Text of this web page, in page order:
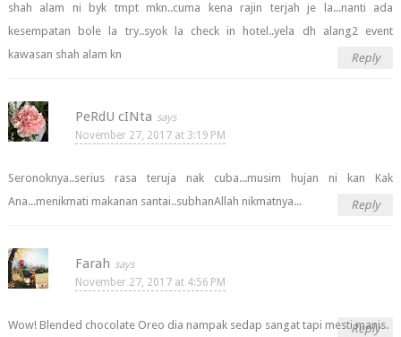
shah alam ni byk tmpt mkn..cuma kena rajin terjah je la...nanti ada
kesempatan bole la try..syok la check in hotel..yela dh alang2 event
kawasan shah alam kn
Reply
PeRdU cINta
November 27, 2017 at 3:19 PM
Seronoknya..serius rasa teruja nak cuba...musim hujan ni kan Kak
Ana...menikmati makanan santai..subhanAllah nikmatnya...
Reply
Farah
November 27, 2017 at 4:56 PM
Wow! Blended chocolate Oreo dia nampak sedap sangat tapi mesti manis.
Reply